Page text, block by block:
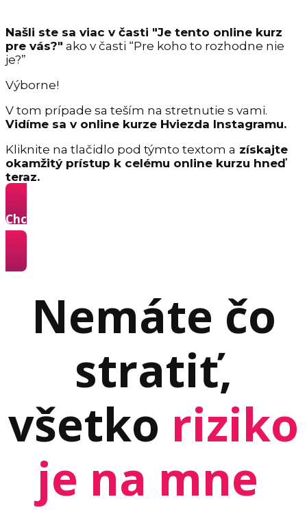
Našli ste sa viac v časti "Je tento online kurz
pre vás?" ako v časti “Pre koho to rozhodne nie
je?”
Výborne!
V tom prípade sa teším na stretnutie s vami.
Vidíme sa v online kurze Hviezda Instagramu.
Kliknite na tlačidlo pod týmto textom a získajte
okamžitý prístup k celému online kurzu hneď
teraz.
Chcem sa stať Hviezdou Instagramu a získavať
z neho klientov »
Nemáte čo
stratiť,
všetko riziko
je na mne